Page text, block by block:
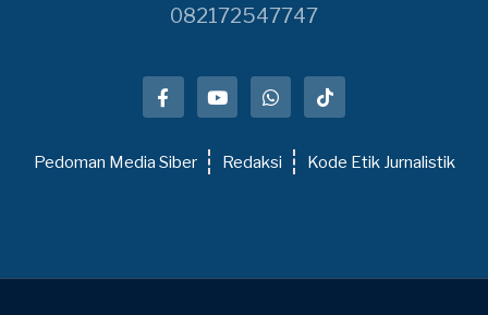
082172547747
Pedoman Media Siber Redaksi Kode Etik Jurnalistik